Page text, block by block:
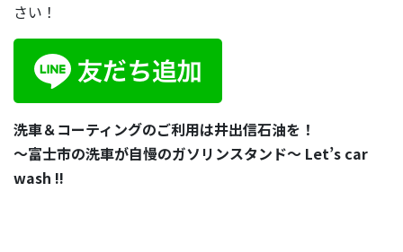
さい！
洗車＆コーティングのご利用は井出信石油を！
～富士市の洗車が自慢のガソリンスタンド～ Let’s car
wash !!